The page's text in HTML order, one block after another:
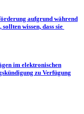
aufgrund während
wissen, dass sie
im elektronischen
zu Verfügung